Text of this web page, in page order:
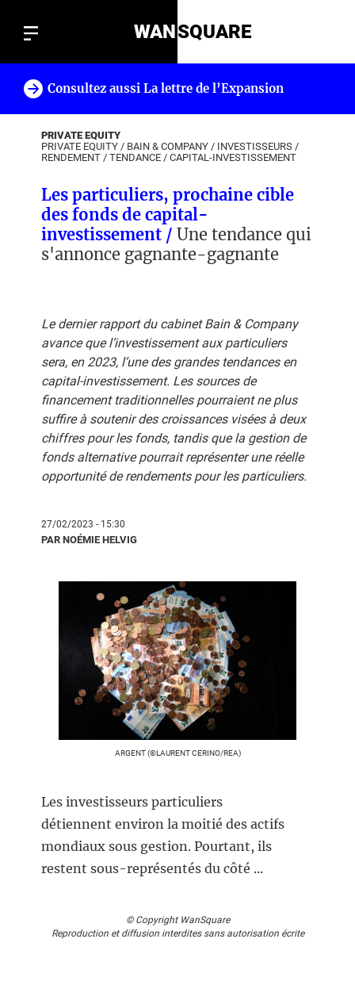
WANSQUARE
Consultez aussi La lettre de l’Expansion
PRIVATE EQUITY
PRIVATE EQUITY / BAIN & COMPANY / INVESTISSEURS /
RENDEMENT / TENDANCE / CAPITAL-INVESTISSEMENT
Les particuliers, prochaine cible
des fonds de capital-
investissement / Une tendance qui
s'annonce gagnante-gagnante
Le dernier rapport du cabinet Bain & Company
avance que l’investissement aux particuliers
sera, en 2023, l’une des grandes tendances en
capital-investissement. Les sources de
financement traditionnelles pourraient ne plus
suffire à soutenir des croissances visées à deux
chiffres pour les fonds, tandis que la gestion de
fonds alternative pourrait représenter une réelle
opportunité de rendements pour les particuliers.
27/02/2023 - 15:30
PAR NOÉMIE HELVIG
ARGENT (©LAURENT CERINO/REA)
Les investisseurs particuliers
détiennent environ la moitié des actifs
mondiaux sous gestion. Pourtant, ils
restent sous-représentés du côté ...
© Copyright WanSquare
Reproduction et diffusion interdites sans autorisation écrite